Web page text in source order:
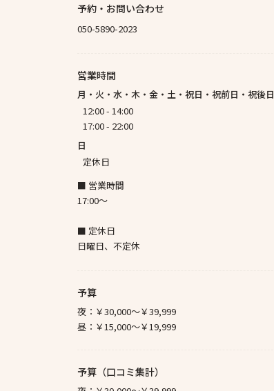
予約・お問い合わせ
050-5890-2023
営業時間
月・火・水・木・金・土・祝日・祝前日・祝後日
12:00 - 14:00
17:00 - 22:00
日
定休日
■ 営業時間
17:00～
■ 定休日
日曜日、不定休
予算
夜： ￥30,000～￥39,999
昼： ￥15,000～￥19,999
予算（口コミ集計）